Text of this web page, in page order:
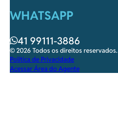
WHATSAPP
41 99111-3886
© 2026 Todos os direitos reservados.
Política de Privacidade
Acessar Área do Agente